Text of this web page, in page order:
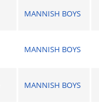
MANNISH BOYS
MANNISH BOYS
MANNISH BOYS